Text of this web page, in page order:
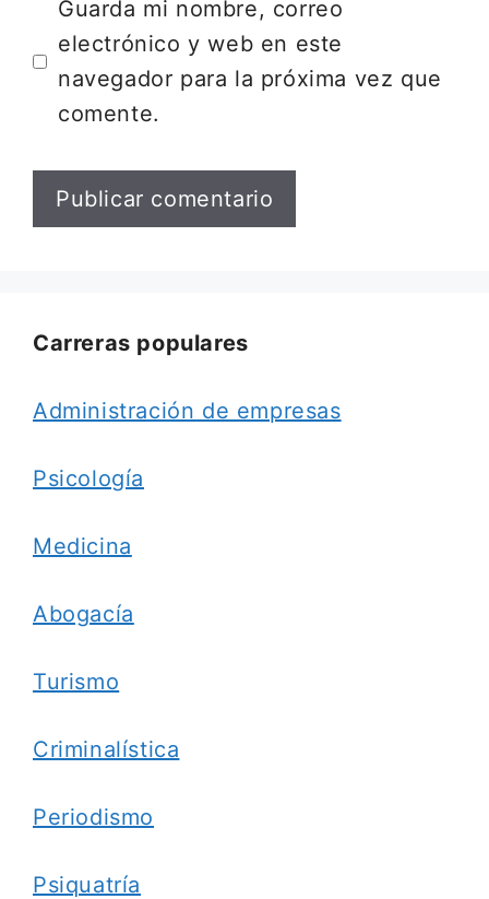
Guarda mi nombre, correo
electrónico y web en este
navegador para la próxima vez que
comente.
Carreras populares
Administración de empresas
Psicología
Medicina
Abogacía
Turismo
Criminalística
Periodismo
Psiquatría